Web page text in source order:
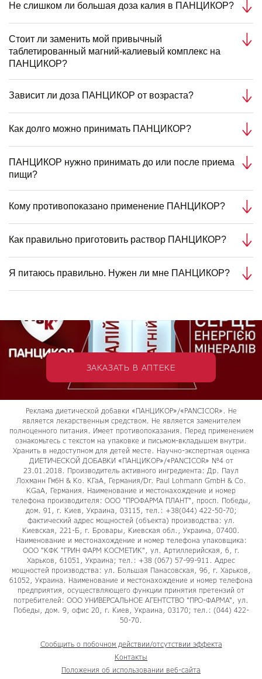
Не слишком ли большая доза калия в ПАНЦИКОР?
Стоит ли заменить мой привычный
таблетированный магний-калиевый комплекс на
ПАНЦИКОР?
Зависит ли доза ПАНЦИКОР от возраста?
Как долго можно принимать ПАНЦИКОР?
ПАНЦИКОР нужно принимать до или после приема
пищи?
Кому противопоказано применение ПАНЦИКОР?
Как правильно приготовить раствор ПАНЦИКОР?
Я питаюсь правильно. Нужен ли мне ПАНЦИКОР?
ЗАКАЗАТЬ В АПТЕКЕ
Реклама диетической добавки «ПАНЦИКОР»/«PANCICOR». Не
является лекарственным средством. Не является заменителем
полноценного питания. Имеет противопоказания. Перед применением
ознакомьтесь с текстом на упаковке и письмом-вкладышем внутри.
Хранить в недоступном для детей месте. Научно-экспертная оценка
ДИЕТИЧЕСКОЙ ДОБАВКИ «ПАНЦИКОР»/«PANCICOR» №4 от
23.01.2018. Производитель активного ингредиента: Др. Паул
Лохманн ГмбН & Ко. КГаА, Германия/Dr. Paul Lohmann GmbH & Co.
KGaA, Германия. Наименование и местонахождение и номер
телефона производителя: ООО "ПРОФАРМА ПЛАНТ", просп. Победы,
дом. 91, г. Киев, Украина, 03115, тел.: +38(044) 422-50-70;
фактический адрес мощностей (объекта) производства: ул.
Киевская, 221-Б, г. Бровары, Киевская обл., Украина, 07400.
Наименование и местонахождение и номер телефона упаковщика:
ООО "КФК "ГРИН ФАРМ КОСМЕТИК", ул. Артиллерийская, 6, г.
Харьков, 61051, Украина; тел.: +38 (067) 57-99-911. Адрес
мощностей производства: ул. Большая Панасовская, 96, г. Харьков,
61052, Украина. Наименование и местонахождение и номер телефона
предприятия, осуществляющего функции принятия претензий от
потребителей: ООО УНИВЕРСАЛЬНОЕ АГЕНТСТВО "ПРО-ФАРМА", ул.
Победы, дом. 9, офис 20, г. Киев, Украина, 03170; тел.: (044) 422-
50-70.
Сообщить о побочном действии/отсутствии эффекта
Контакты
Положения об использовании веб-сайта